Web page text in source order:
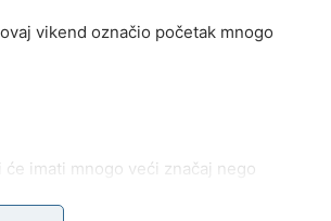
vikend označio početak mnogo
imati mnogo veći značaj nego